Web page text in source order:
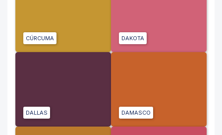
CÚRCUMA DAKOTA
DALLAS DAMASCO